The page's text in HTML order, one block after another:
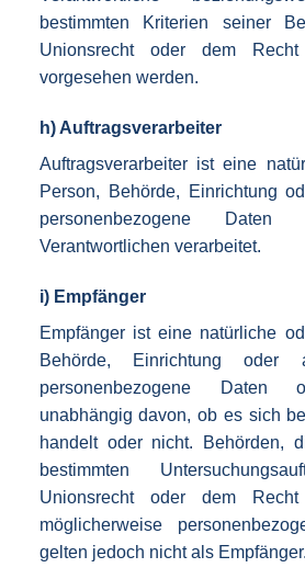
bestimmten Kriterien seiner
Unionsrecht oder dem Recht
vorgesehen werden.
h) Auftragsverarbeiter
Auftragsverarbeiter ist eine
Person, Behörde, Einrichtung
personenbezogene
Verantwortlichen verarbeitet.
i) Empfänger
Empfänger ist eine natürliche
Behörde, Einrichtung oder
personenbezogene Daten
unabhängig davon, ob es sich
handelt oder nicht. Behörden,
bestimmten
Unionsrecht oder dem Recht
möglicherweise
gelten jedoch nicht als Empfänger.